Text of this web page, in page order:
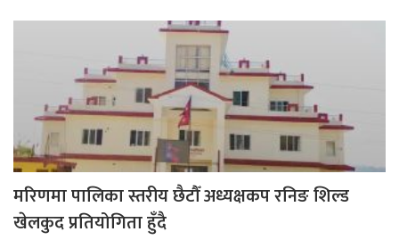
मरिणमा पालिका स्तरीय छैटौँ अध्यक्षकप रनिङ शिल्ड
खेलकुद प्रतियोगिता हुँदै